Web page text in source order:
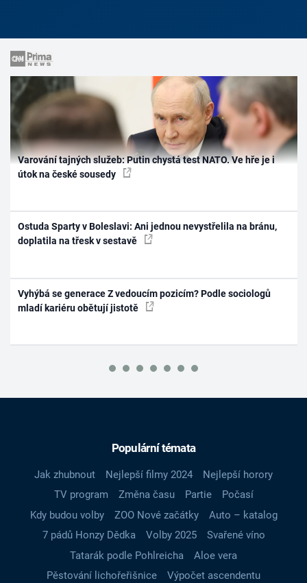
Varování tajných služeb: Putin chystá test NATO. Ve hře je i
útok na české sousedy
Ostuda Sparty v Boleslavi: Ani jednou nevystřelila na bránu,
doplatila na třesk v sestavě
Vyhýbá se generace Z vedoucím pozicím? Podle sociologů
mladí kariéru obětují jistotě
Populární témata
Jak zhubnout Nejlepší filmy 2024
Nejlepší horory
TV program
Změna času Partie
Počasí
Kdy budou volby
ZOO Nové začátky
Auto – katalog
7 pádů Honzy Dědka
Volby 2025
Svařené víno
Tatarák podle Pohlreicha
Aloe vera
Pěstování lichořeřišnice
Výpočet ascendentu